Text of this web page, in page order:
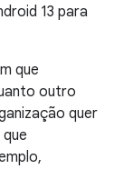
13 para
que
outro
quer